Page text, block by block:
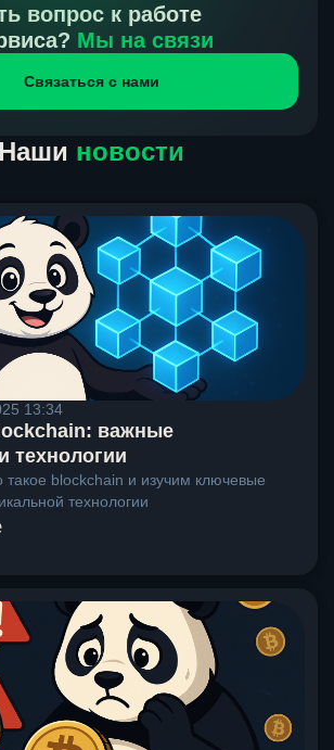
от тебя, а на другой части
указанный на сайте, является
Если сомневаешься, напиши в онлайн-
поможем разобраться.
вопрос к работе
Мы на связи
Связаться с нами
Наши новости
13:34
важные
технологии
такое blockchain и изучим ключевые
технологии